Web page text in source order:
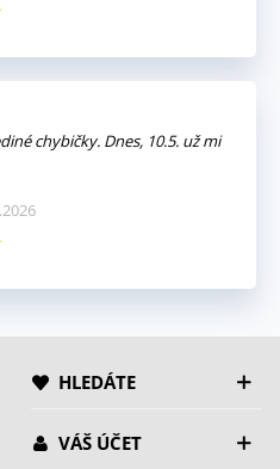
chybičky. Dnes, 10.5. už mi
HLEDÁTE
VÁŠ ÚČET